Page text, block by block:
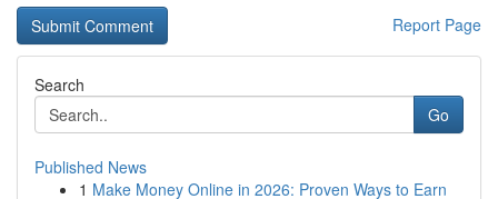
Report Page
Search
Go
Published News
1 Make Money Online in 2026: Proven Ways to Earn